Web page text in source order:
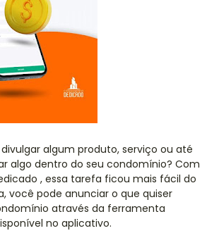
algum produto, serviço ou até
algo dentro do seu condomínio? Com
, essa tarefa ficou mais fácil do
você pode anunciar o que quiser
através da ferramenta
no aplicativo.